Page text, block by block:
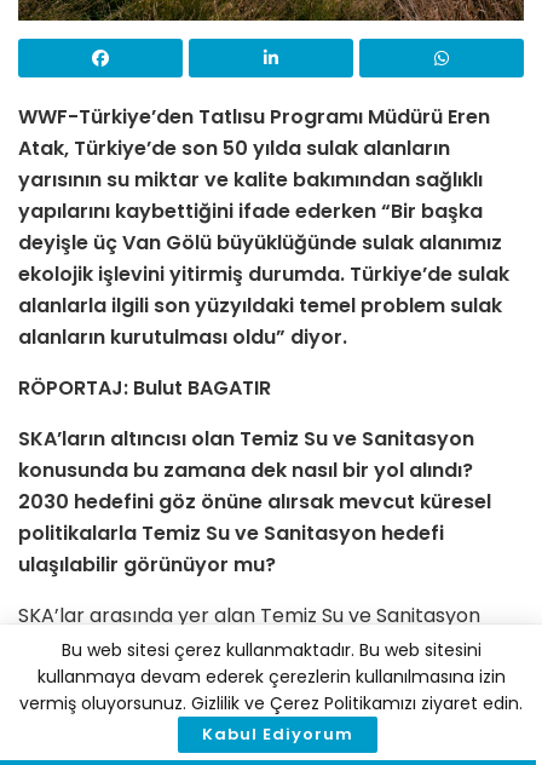
WWF-Türkiye’den Tatlısu Programı Müdürü Eren
Atak, Türkiye’de son 50 yılda sulak alanların
yarısının su miktar ve kalite bakımından sağlıklı
yapılarını kaybettiğini ifade ederken “Bir başka
deyişle üç Van Gölü büyüklüğünde sulak alanımız
ekolojik işlevini yitirmiş durumda. Türkiye’de sulak
alanlarla ilgili son yüzyıldaki temel problem sulak
alanların kurutulması oldu” diyor.
RÖPORTAJ: Bulut BAGATIR
SKA’ların altıncısı olan Temiz Su ve Sanitasyon
konusunda bu zamana dek nasıl bir yol alındı?
2030 hedefini göz önüne alırsak mevcut küresel
politikalarla Temiz Su ve Sanitasyon hedefi
ulaşılabilir görünüyor mu?
SKA’lar arasında yer alan Temiz Su ve Sanitasyon
hedefi, 2030 yılına dek herkesin güvenli ve erişilebilir
içme suyuna kavuşmasını sağlamak için altyapı ve
sıhhi tesislere yatırımların tamamlanmasını
öngörüyor. Birleşmiş Milletler (BM), su kıtlığının dünya
Bu web sitesi çerez kullanmaktadır. Bu web sitesini
kullanmaya devam ederek çerezlerin kullanılmasına izin
vermiş oluyorsunuz. Gizlilik ve Çerez Politikamızı ziyaret edin.
Kabul Ediyorum